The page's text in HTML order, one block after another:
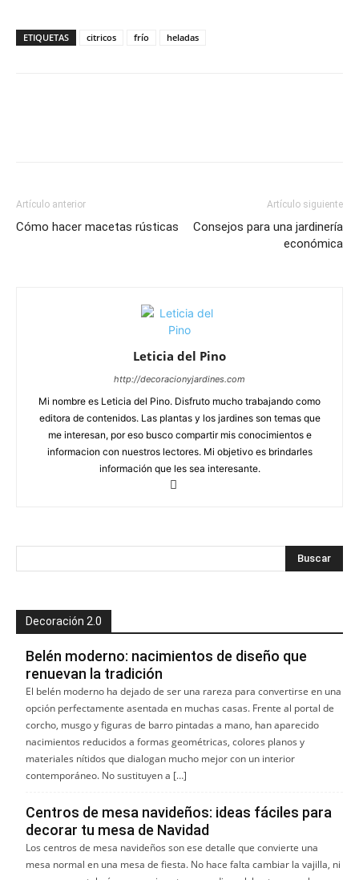
ETIQUETAS citricos frío heladas
Artículo anterior
Cómo hacer macetas rústicas
Artículo siguiente
Consejos para una jardinería
económica
Leticia del Pino
http://decoracionyjardines.com
Mi nombre es Leticia del Pino. Disfruto mucho trabajando como
editora de contenidos. Las plantas y los jardines son temas que
me interesan, por eso busco compartir mis conocimientos e
informacion con nuestros lectores. Mi objetivo es brindarles
información que les sea interesante.
Decoración 2.0
Belén moderno: nacimientos de diseño que
renuevan la tradición
El belén moderno ha dejado de ser una rareza para convertirse en una
opción perfectamente asentada en muchas casas. Frente al portal de
corcho, musgo y figuras de barro pintadas a mano, han aparecido
nacimientos reducidos a formas geométricas, colores planos y
materiales nítidos que dialogan mucho mejor con un interior
contemporáneo. No sustituyen a […]
Centros de mesa navideños: ideas fáciles para
decorar tu mesa de Navidad
Los centros de mesa navideños son ese detalle que convierte una
mesa normal en una mesa de fiesta. No hace falta cambiar la vajilla, ni